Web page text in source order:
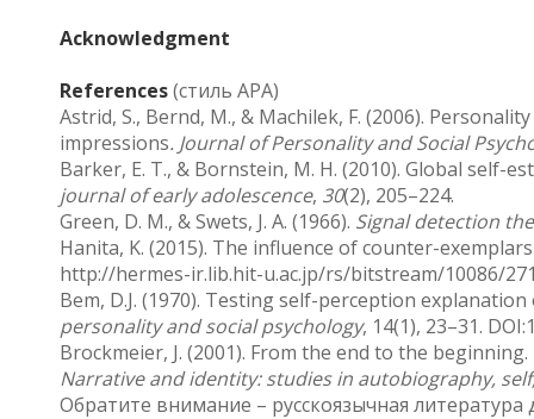
Acknowledgment
References(стиль APA)
Astrid, S., Bernd, M., & Machilek, F. (2006).
impressions. Journal of Personality and Social
Barker, E. T., & Bornstein, M. H. (2010). Global
journal of early adolescence, 30(2), 205–224.
Green, D. M., & Swets, J. A. (1966). Signal detection
Hanita, K. (2015). The influence of counter-
http://hermes-ir.lib.hit-u.ac.jp/rs/bitstream/10086/
Bem, D.J. (1970). Testing self-perception
personality and social psychology, 14(1), 23–31.
Brockmeier, J. (2001). From the end to the
Narrative and identity: studies in autobiography,
Обратите внимание – русскоязычная